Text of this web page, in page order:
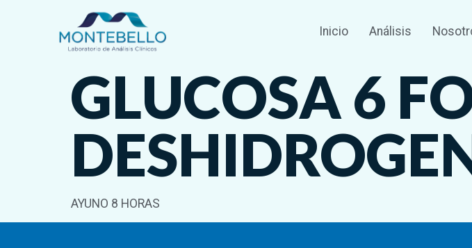
Inicio Análisis
GLUCOSA 6
AYUNO 8 HORAS